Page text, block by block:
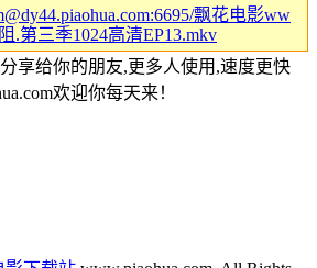
飘花电影ww
.第三季1024高清EP13.mkv
享给你的朋友,更多人使用,速度更快
欢迎你每天来！